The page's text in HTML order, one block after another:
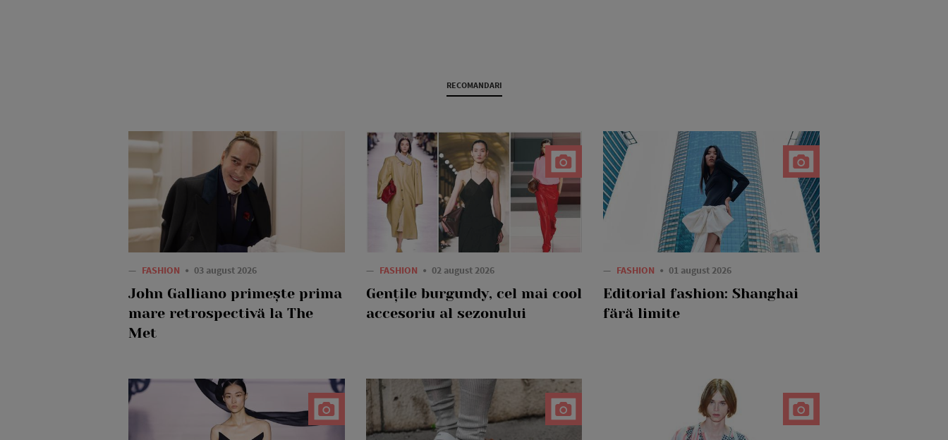
RECOMANDARI
— FASHION 03 august 2026
John Galliano primește prima
mare retrospectivă la The
Met
— FASHION 02 august 2026
Gențile burgundy, cel mai cool
accesoriu al sezonului
— FASHION 01 august 2026
Editorial fashion: Shanghai
fără limite